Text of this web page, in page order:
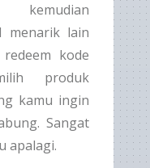
kemudian
menarik lain
kode
produk
kamu ingin
Sangat
apalagi.